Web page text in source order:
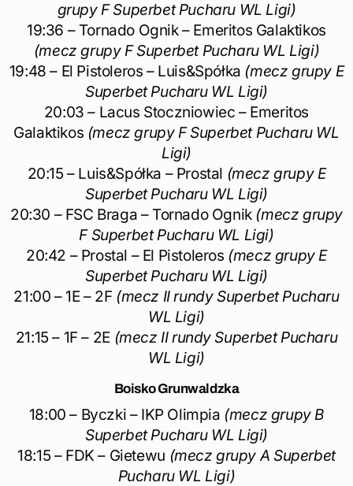
grupy F Superbet Pucharu WL Ligi)
19:36 – Tornado Ognik – Emeritos Galaktikos
(mecz grupy F Superbet Pucharu WL Ligi)
19:48 – El Pistoleros – Luis&Spółka (mecz grupy E
Superbet Pucharu WL Ligi)
20:03 – Lacus Stoczniowiec – Emeritos
Galaktikos (mecz grupy F Superbet Pucharu WL
Ligi)
20:15 – Luis&Spółka – Prostal (mecz grupy E
Superbet Pucharu WL Ligi)
20:30 – FSC Braga – Tornado Ognik (mecz grupy
F Superbet Pucharu WL Ligi)
20:42 – Prostal – El Pistoleros (mecz grupy E
Superbet Pucharu WL Ligi)
21:00 – 1E – 2F (mecz II rundy Superbet Pucharu
WL Ligi)
21:15 – 1F – 2E (mecz II rundy Superbet Pucharu
WL Ligi)
Boisko Grunwaldzka
18:00 – Byczki – IKP Olimpia (mecz grupy B
Superbet Pucharu WL Ligi)
18:15 – FDK – Gietewu (mecz grupy A Superbet
Pucharu WL Ligi)